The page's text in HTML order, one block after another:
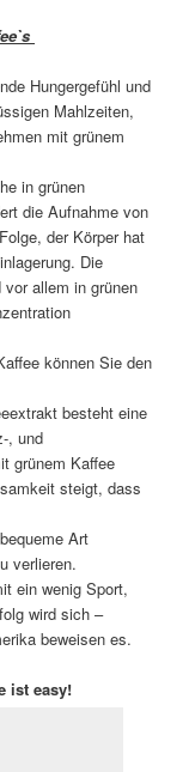
Hungergefühl und
Mahlzeiten,
mit grünem
in grünen
die Aufnahme von
der Körper hat
Die
allem in grünen
können Sie den
besteht eine
, und
grünem Kaffee
steigt, dass
Art
verlieren.
ein wenig Sport,
wird sich –
beweisen es.
ist easy!